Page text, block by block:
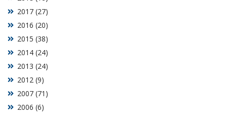
2006 (6)
2007 (71)
2012 (9)
2013 (24)
2014 (24)
2015 (38)
2016 (20)
2017 (27)